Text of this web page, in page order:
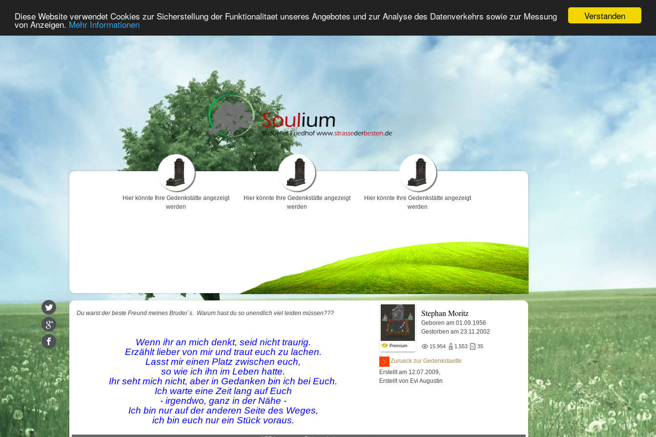
Verstanden
Diese Website verwendet Cookies zur Sicherstellung der Funktionalitaet unseres Angebotes und zur Analyse des Datenverkehrs sowie zur Messung
von Anzeigen. Mehr Informationen
Home Premium Gedenken Trauerforum Erweiterte Suche Anmelden
Hier könnte Ihre Gedenkstätte angezeigt
werden
Hier könnte Ihre Gedenkstätte angezeigt
werden
Hier könnte Ihre Gedenkstätte angezeigt
werden
Du warst der beste Freund meines Bruder`s. Warum hast du so unendlich viel leiden müssen???
Wenn ihr an mich denkt, seid nicht traurig.
Erzählt lieber von mir und traut euch zu lachen.
Lasst mir einen Platz zwischen euch,
so wie ich ihn im Leben hatte.
Ihr seht mich nicht, aber in Gedanken bin ich bei Euch.
Ich warte eine Zeit lang auf Euch
- irgendwo, ganz in der Nähe -
Ich bin nur auf der anderen Seite des Weges,
ich bin euch nur ein Stück voraus.
Premium
Stephan Moritz
Geboren am 01.09.1956
Gestorben am 23.11.2002
15.954 1.553 35
Zurueck zur Gedenkstaette
Erstellt am 12.07.2009,
Erstellt von Evi Augustin